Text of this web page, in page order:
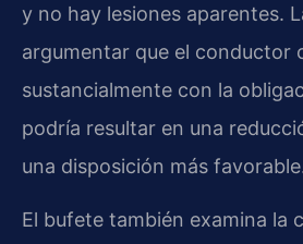
y no hay lesiones aparentes.
argumentar que el conductor
sustancialmente con la
podría resultar en una
una disposición más
El bufete también examina la